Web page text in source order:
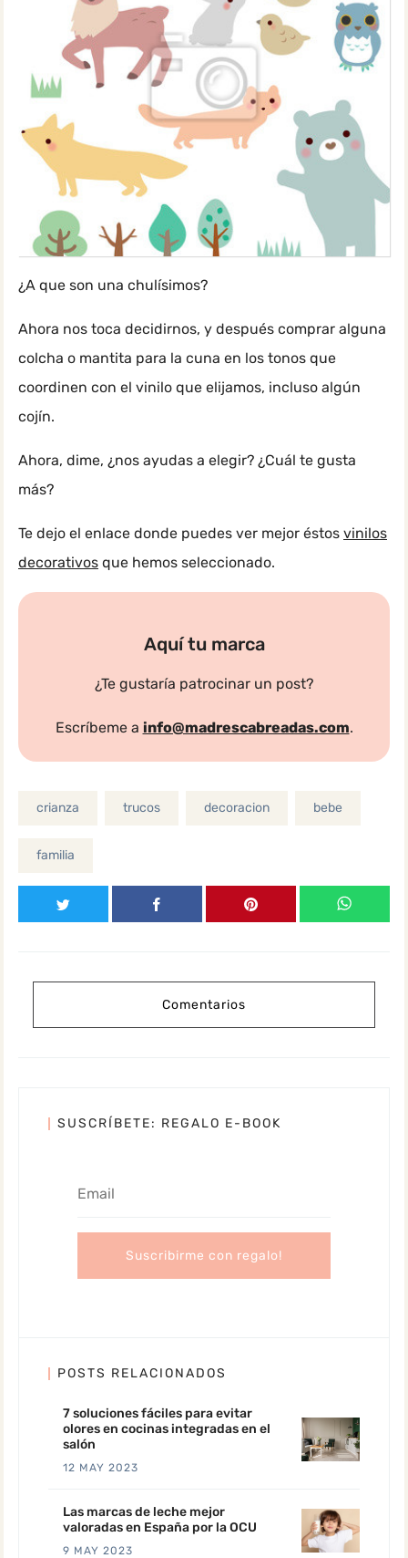
¿A que son una chulísimos?
Ahora nos toca decidirnos, y después comprar alguna
colcha o mantita para la cuna en los tonos que
coordinen con el vinilo que elijamos, incluso algún
cojín.
Ahora, dime, ¿nos ayudas a elegir? ¿Cuál te gusta
más?
Te dejo el enlace donde puedes ver mejor éstos vinilos
decorativos que hemos seleccionado.
Aquí tu marca
¿Te gustaría patrocinar un post?
Escríbeme a info@madrescabreadas.com.
crianza trucos decoracion bebe
familia
Comentarios
SUSCRÍBETE: REGALO E-BOOK
POSTS RELACIONADOS
7 soluciones fáciles para evitar
olores en cocinas integradas en el
salón
12 MAY 2023
Las marcas de leche mejor
valoradas en España por la OCU
9 MAY 2023